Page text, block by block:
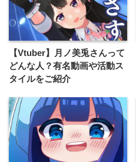
【Vtuber】月ノ美兎さんって
どんな⼈？有名動画や活動ス
タイルをご紹介